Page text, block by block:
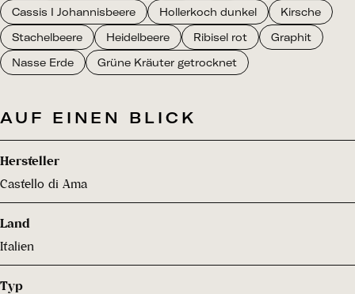
Cassis I Johannisbeere
Hollerkoch dunkel
Kirsche
Stachelbeere
Heidelbeere Ribisel rot
Graphit
Nasse Erde
Grüne Kräuter getrocknet
AUF EINEN BLICK
Hersteller
Castello di Ama
Land
Italien
Typ